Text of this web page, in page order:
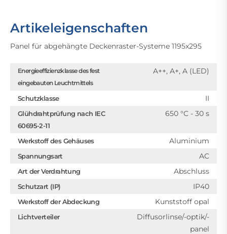
Artikeleigenschaften
Panel für abgehängte Deckenraster-Systeme 1195x295
Energieeffizienzklasse des fest
eingebauten Leuchtmittels
A++, A+, A (LED)
Schutzklasse II
Glühdrahtprüfung nach IEC
60695-2-11
650 °C - 30 s
Werkstoff des Gehäuses Aluminium
Spannungsart AC
Art der Verdrahtung Abschluss
Schutzart (IP) IP40
Werkstoff der Abdeckung Kunststoff opal
Lichtverteiler
Diffusorlinse/-optik/-
panel